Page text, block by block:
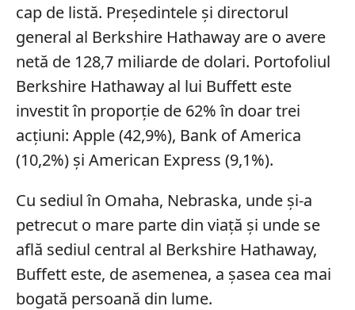
cap de listă. Președintele și directorul
general al Berkshire Hathaway are o avere
netă de 128,7 miliarde de dolari. Portofoliul
Berkshire Hathaway al lui Buffett este
investit în proporție de 62% în doar trei
acțiuni: Apple (42,9%), Bank of America
(10,2%) și American Express (9,1%).
Cu sediul în Omaha, Nebraska, unde și-a
petrecut o mare parte din viață și unde se
află sediul central al Berkshire Hathaway,
Buffett este, de asemenea, a șasea cea mai
bogată persoană din lume.